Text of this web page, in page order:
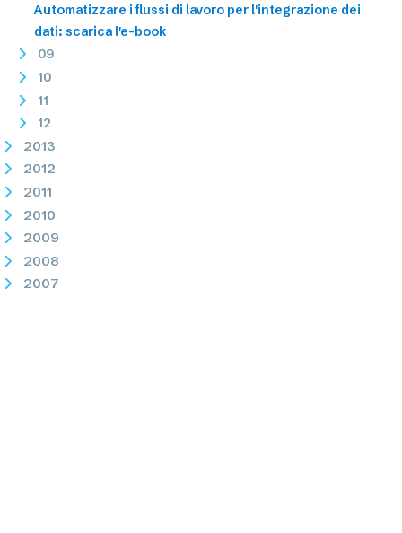
Automatizzare i flussi di lavoro per l'integrazione dei
dati: scarica l'e-book
09
10
11
12
2013
2012
2011
2010
2009
2008
2007